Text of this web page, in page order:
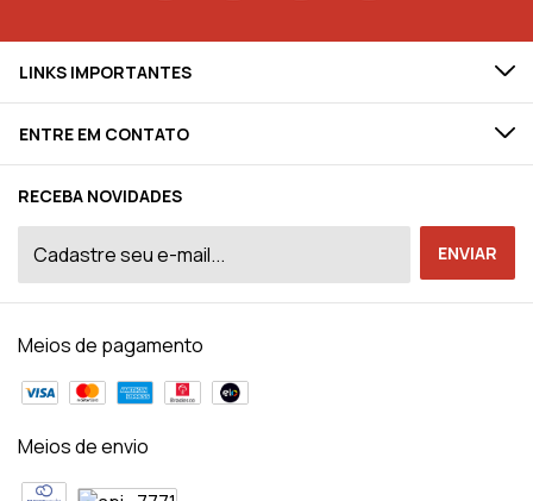
LINKS IMPORTANTES
ENTRE EM CONTATO
RECEBA NOVIDADES
Meios de pagamento
Meios de envio